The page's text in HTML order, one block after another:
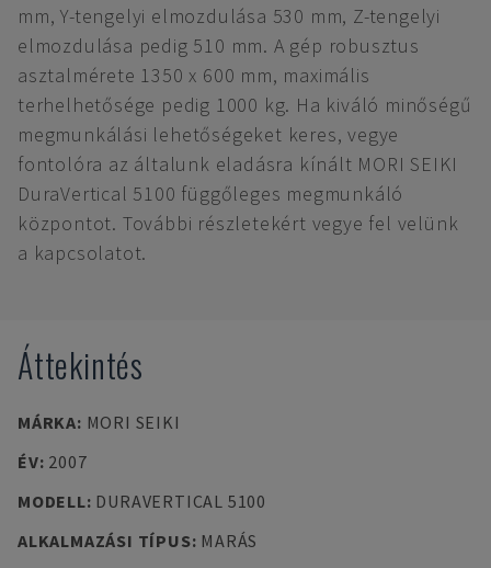
mm, Y-tengelyi elmozdulása 530 mm, Z-tengelyi
elmozdulása pedig 510 mm. A gép robusztus
asztalmérete 1350 x 600 mm, maximális
terhelhetősége pedig 1000 kg. Ha kiváló minőségű
megmunkálási lehetőségeket keres, vegye
fontolóra az általunk eladásra kínált MORI SEIKI
DuraVertical 5100 függőleges megmunkáló
központot. További részletekért vegye fel velünk
a kapcsolatot.
Áttekintés
MÁRKA: MORI SEIKI
ÉV: 2007
MODELL: DURAVERTICAL 5100
ALKALMAZÁSI TÍPUS: MARÁS